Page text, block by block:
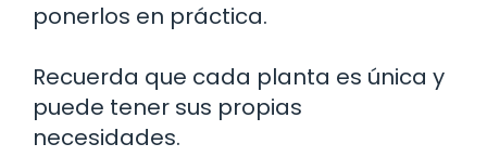
ponerlos en práctica.
Recuerda que cada planta es única y
puede tener sus propias
necesidades.